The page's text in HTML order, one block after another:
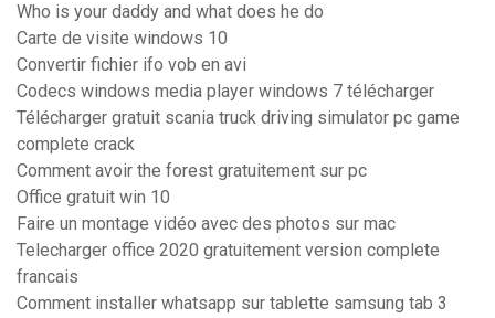
Who is your daddy and what does he do
Carte de visite windows 10
Convertir fichier ifo vob en avi
Codecs windows media player windows 7 télécharger
Télécharger gratuit scania truck driving simulator pc game
complete crack
Comment avoir the forest gratuitement sur pc
Office gratuit win 10
Faire un montage vidéo avec des photos sur mac
Telecharger office 2020 gratuitement version complete
francais
Comment installer whatsapp sur tablette samsung tab 3